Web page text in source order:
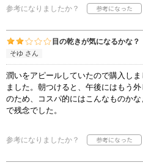
参考になりましたか？
目の乾きが気になるかな？
そゆ さん
潤いをアピールしていたので購入し
ました。朝つけると、午後にはもう
のため、コスパ的にはこんなものか
で残念でした。
参考になりましたか？